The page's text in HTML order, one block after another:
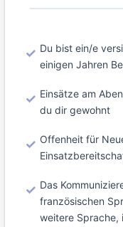
Du bist ein/e
einigen Jahren
Einsätze am
du dir gewohnt
Offenheit für
Das
französischen
weitere Sprache,